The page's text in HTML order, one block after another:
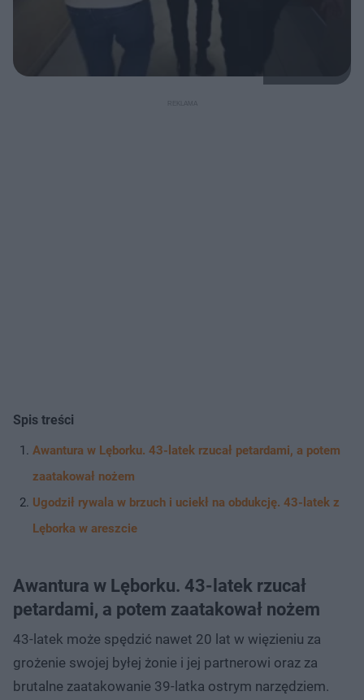
Spis treści
Awantura w Lęborku. 43-latek rzucał petardami, a potem
zaatakował nożem
Ugodził rywala w brzuch i uciekł na obdukcję. 43-latek z
Lęborka w areszcie
Awantura w Lęborku. 43-latek rzucał
petardami, a potem zaatakował nożem
43-latek może spędzić nawet 20 lat w więzieniu za
grożenie swojej byłej żonie i jej partnerowi oraz za
brutalne zaatakowanie 39-latka ostrym narzędziem.